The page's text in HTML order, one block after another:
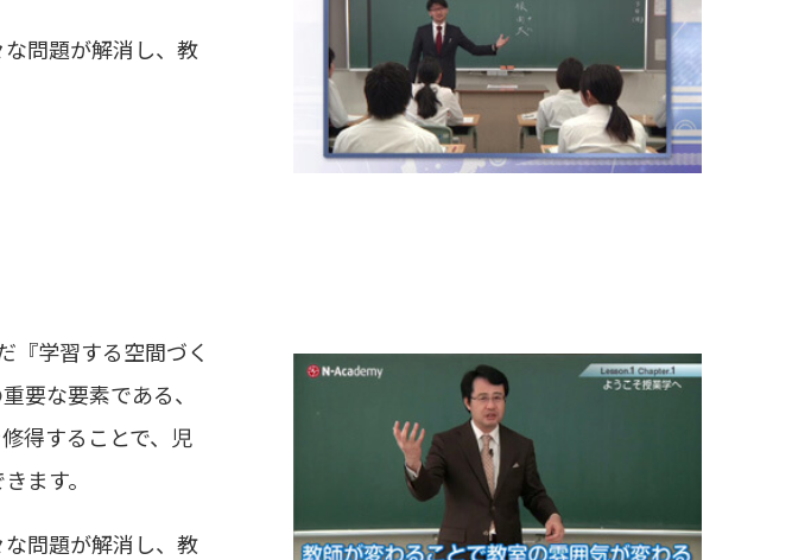
問題が解消し、教
『学習する空間づく
要な要素である、
得することで、児
ます。
問題が解消し、教